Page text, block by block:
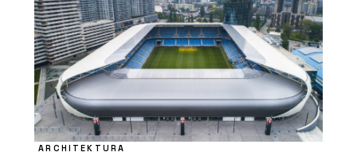
ARCHITEKTURA